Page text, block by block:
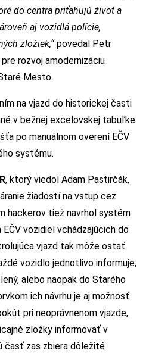
do centra priťahujú život a
aj vozidlá polície,
zložiek,“povedal Petr
rozvoj amodernizáciu
Mesto.
na vjazd do historickej časti
v bežnej excelovskej tabuľke
po manuálnom overení EČV
systému.
, ktorý viedol Adam Pastirčák,
žiadostí na vstup cez
hackerov tiež navrhol systém
vozidiel vchádzajúcich do
vjazd tak môže ostať
vozidlo jednotlivo informuje,
alebo naopak do Starého
ich návrhu je aj možnosť
pri neoprávnenom vjazde,
zložky informovať v
časť zas zbiera dôležité